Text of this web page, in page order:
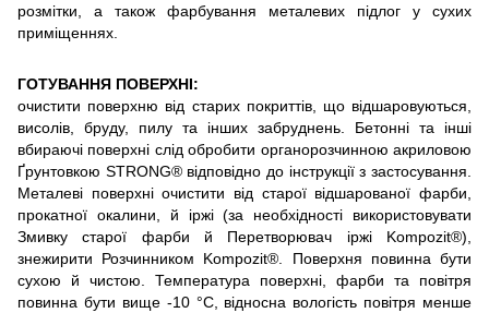
розмітки, а також фарбування металевих підлог у сухих
приміщеннях.
ГОТУВАННЯ ПОВЕРХНІ:
очистити поверхню від старих покриттів, що відшаровуються,
висолів, бруду, пилу та інших забруднень. Бетонні та інші
вбираючі поверхні слід обробити органорозчинною акриловою
Ґрунтовкою STRONG® відповідно до інструкції з застосування.
Металеві поверхні очистити від старої відшарованої фарби,
прокатної окалини, й іржі (за необхідності використовувати
Змивку старої фарби й Перетворювач іржі Kompozit®),
знежирити Розчинником Kompozit®. Поверхня повинна бути
сухою й чистою. Температура поверхні, фарби та повітря
повинна бути вище -10 °С, відносна вологість повітря менше